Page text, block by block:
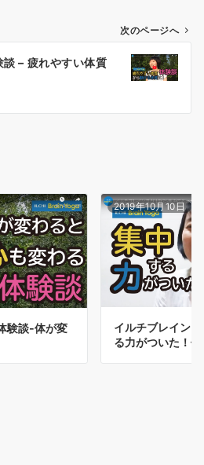
次のページへ
– 疲れやすい体質
験談-体が変
2019年10月10日
イルチブレイン
る力がついた！